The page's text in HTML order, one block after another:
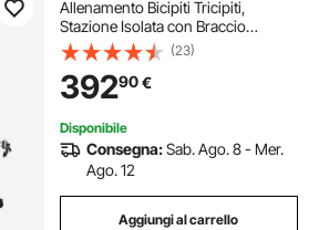
Allenamento Bicipiti Tricipiti,
Stazione Isolata con Braccio
Seduto, in Acciaio Carbonio, Panca
per Allenamento della Forza per
Palestra Domestica Carico 75 kg
(23)
39290€
Disponibile
Consegna:Sab. Ago. 8 - Mer.
Ago. 12
Aggiungi al carrello